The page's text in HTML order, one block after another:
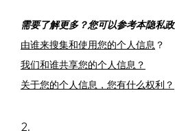
需要了解更多？您可以参考本隐私
由谁来搜集和使用您的个人信息 ？
我们和谁共享您的个人信息？
关于您的个人信息，您有什么权利？
2.